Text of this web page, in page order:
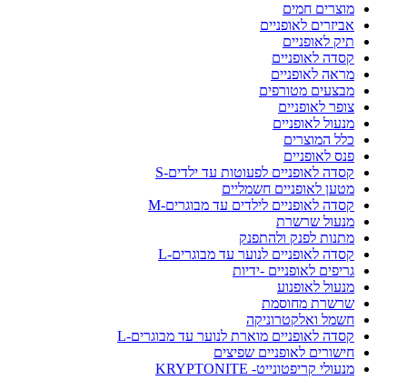
מוצרים חמים
אביזרים לאופניים
תיק לאופניים
קסדה לאופניים
מראה לאופניים
מבצעים מטורפים
צופר לאופניים
מנעול לאופניים
כלל המוצרים
פנס לאופניים
קסדה לאופניים לפעוטות עד ילדים-S
מטען לאופניים חשמליים
קסדה לאופניים לילדים עד מבוגרים-M
מנעול שרשרת
מתנות לפנק ולהתפנק
קסדה לאופניים לנוער עד מבוגרים-L
גריפים לאופניים -ידיות
מנעול לאופנוע
שרשרת מחוסמת
חשמל ואלקטרוניקה
קסדה לאופניים מוארת לנוער עד מבוגרים-L
חישורים לאופניים שפיצים
מנעולי קריפטונייט- KRYPTONITE